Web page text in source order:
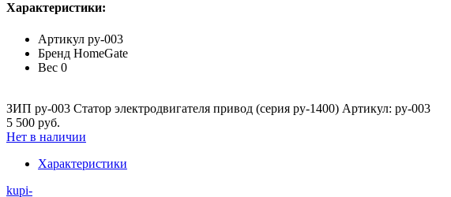
Характеристики:
Артикул py-003
Бренд HomeGate
Вес 0
ЗИП py-003 Статор электродвигателя привод (серия py-1400) Артикул: py-003
5 500 руб.
Нет в наличии
Характеристики
kupi-